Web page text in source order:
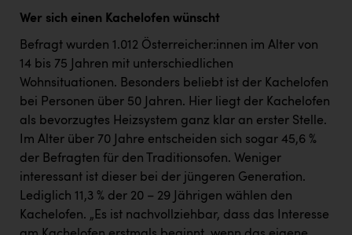
Wer sich einen Kachelofen wünscht
Befragt wurden 1.012 Österreicher:innen im Alter von
14 bis 75 Jahren mit unterschiedlichen
Wohnsituationen. Besonders beliebt ist der Kachelofen
bei Personen über 50 Jahren. Hier liegt der Kachelofen
als bevorzugtes Heizsystem ganz klar an erster Stelle.
Im Alter über 70 Jahre entscheiden sich sogar 45,6 %
der Befragten für den Traditionsofen. Weniger
interessant ist dieser bei der jüngeren Generation.
Lediglich 11,3 % der 20 – 29 Jährigen wählen den
Kachelofen. „Es ist nachvollziehbar, dass das Interesse